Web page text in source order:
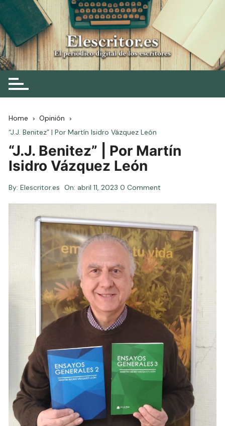
Skip
to
content
Elescritor.es
El periódico digital de los escritores
Home
Opinión
“J.J. Benitez” | Por Martín Isidro Vázquez León
“J.J. Benitez” | Por Martín
Isidro Vázquez León
By: Elescritor.es On: abril 11, 2023 0 Comment